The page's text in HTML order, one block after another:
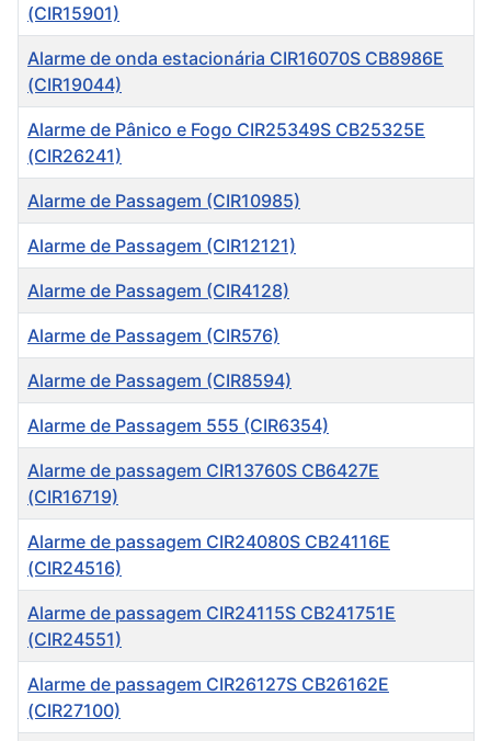
(CIR15901)
Alarme de onda estacionária CIR16070S CB8986E
(CIR19044)
Alarme de Pânico e Fogo CIR25349S CB25325E
(CIR26241)
Alarme de Passagem (CIR10985)
Alarme de Passagem (CIR12121)
Alarme de Passagem (CIR4128)
Alarme de Passagem (CIR576)
Alarme de Passagem (CIR8594)
Alarme de Passagem 555 (CIR6354)
Alarme de passagem CIR13760S CB6427E
(CIR16719)
Alarme de passagem CIR24080S CB24116E
(CIR24516)
Alarme de passagem CIR24115S CB241751E
(CIR24551)
Alarme de passagem CIR26127S CB26162E
(CIR27100)